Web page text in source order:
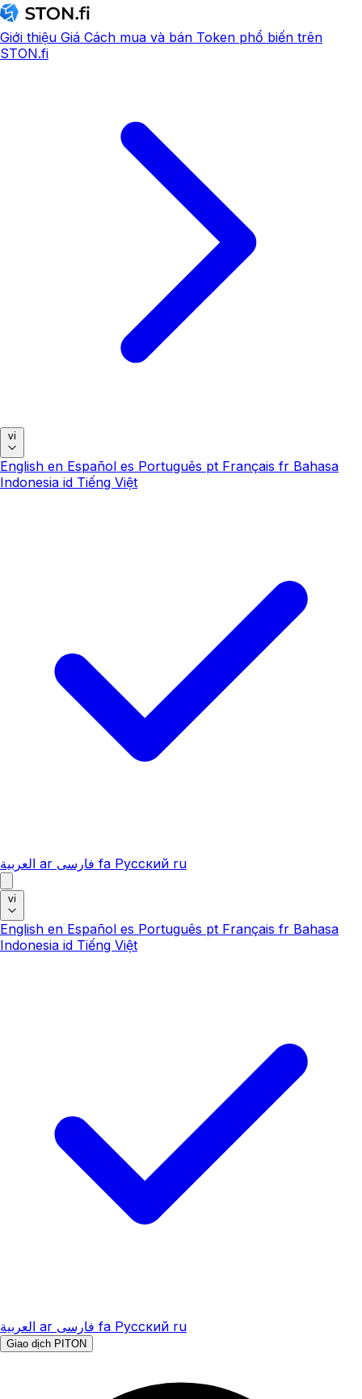
Giới thiệu Giá Cách mua và bán Token phổ biến trên
STON.fi
vi
English en Español es Português pt Français fr Bahasa
Indonesia id Tiếng Việt
العربية ar فارسی fa Русский ru
vi
English en Español es Português pt Français fr Bahasa
Indonesia id Tiếng Việt
العربية ar فارسی fa Русский ru
Giao dịch PITON